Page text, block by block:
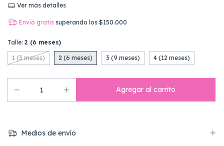
Ver más detalles
Envío gratis superando los $150.000
Talle: 2 (6 meses)
1 (3 meses) 2 (6 meses) 3 (9 meses) 4 (12 meses)
Medios de envío